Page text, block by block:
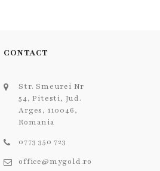
CONTACT
Str. Smeurei Nr
54, Pitesti, Jud.
Arges, 110046,
Romania
0773 350 723
office@mygold.ro